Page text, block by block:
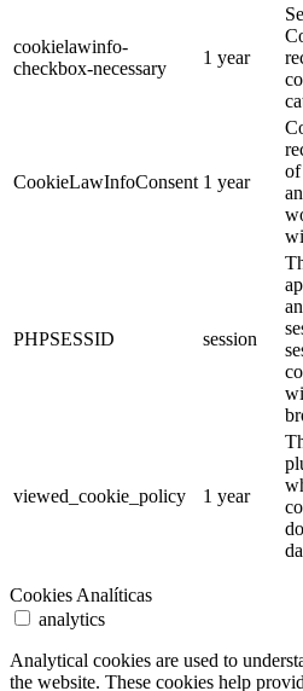
cookielawinfo-
checkbox-necessary
1 year
CookieLawInfoConsent 1 year
of
PHPSESSID session
viewed_cookie_policy 1 year
Cookies Analíticas
analytics
Analytical cookies are used to
the website. These cookies help